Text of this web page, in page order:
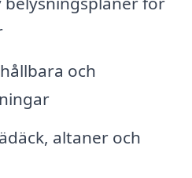
och
altaner och